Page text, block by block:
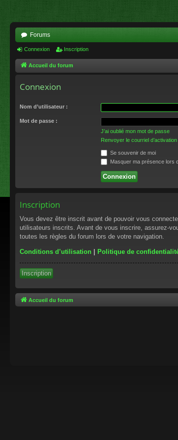
Forums
Connexion Inscription
Accueil du forum
Connexion
Nom d’utilisateur :
Mot de passe :
J’ai oublié mon mot de passe
Renvoyer le courriel d’activation
Se souvenir de moi
Masquer ma présence lors
Inscription
Vous devez être inscrit avant de pouvoir vous
utilisateurs inscrits. Avant de vous inscrire, assurez-
toutes les règles du forum lors de votre navigation.
Conditions d’utilisation | Politique de
Inscription
Accueil du forum